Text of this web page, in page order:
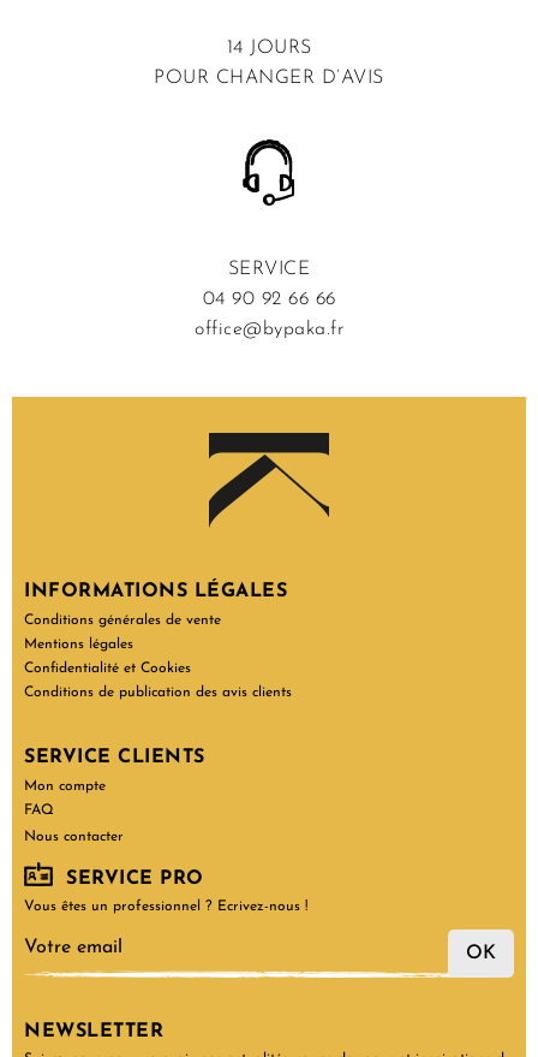
14 JOURS
POUR CHANGER D’AVIS
SERVICE
04 90 92 66 66
office@bypaka.fr
INFORMATIONS LÉGALES
Conditions générales de vente
Mentions légales
Confidentialité et Cookies
Conditions de publication des avis clients
SERVICE CLIENTS
Mon compte
FAQ
Nous contacter
SERVICE PRO
Vous êtes un professionnel ? Ecrivez-nous !
OK
NEWSLETTER